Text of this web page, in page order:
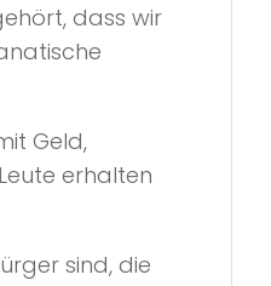
dass wir
Geld,
erhalten
sind, die